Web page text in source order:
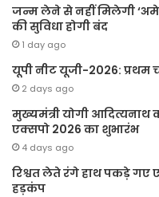
जन्म लेने से नहीं मिलेगी
की सुविधा होगी बंद
1 day ago
यूपी नीट यूजी-2026:
2 days ago
मुख्यमंत्री योगी आदित्यनाथ
एक्सपो 2026 का शुभारंभ
4 days ago
रिश्वत लेते रंगे हाथ पकड़े गए
हड़कंप